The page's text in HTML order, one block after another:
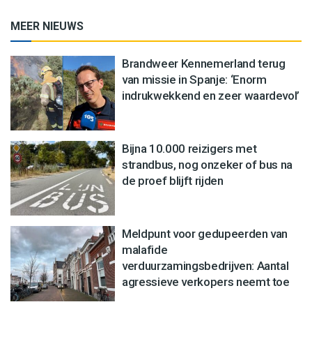
MEER NIEUWS
Brandweer Kennemerland terug
van missie in Spanje: ‘Enorm
indrukwekkend en zeer waardevol’
Bijna 10.000 reizigers met
strandbus, nog onzeker of bus na
de proef blijft rijden
Meldpunt voor gedupeerden van
malafide
verduurzamingsbedrijven: Aantal
agressieve verkopers neemt toe